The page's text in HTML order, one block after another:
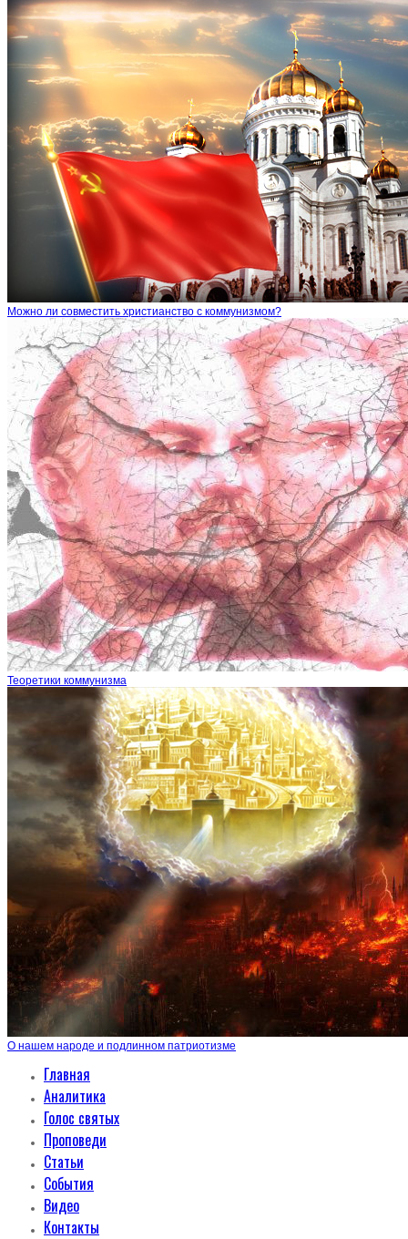
Можно ли совместить христианство с коммунизмом?
Теоретики коммунизма
О нашем народе и подлинном патриотизме
Главная
Аналитика
Голос святых
Проповеди
Статьи
События
Видео
Контакты